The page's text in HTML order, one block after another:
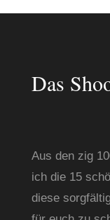
Das
Aus den zig
ich die 15
diese